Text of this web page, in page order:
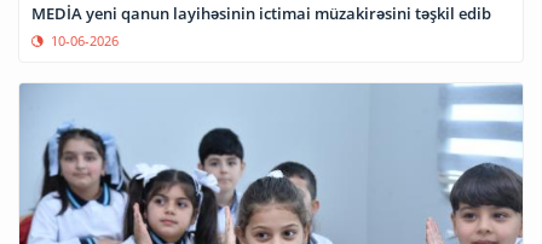
MEDİA yeni qanun layihəsinin ictimai müzakirəsini təşkil edib
10-06-2026